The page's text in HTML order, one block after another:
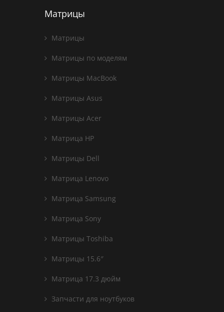
Матрицы
Матрицы
Матрицы по моделям
Матрицы MacBook
Матрицы Asus
Матрицы Acer
Матрица HP
Матрицы Dell
Матрица Lenovo
Матрица Samsung
Матрица Sony
Матрицы Toshiba
Матрицы 15.6″
Матрица 17.3 дюйм
Запчасти для ноутбуков